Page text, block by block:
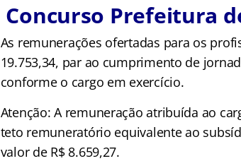
Concurso Prefeitura
As remunerações ofertadas para os
19.753,34, par ao cumprimento de
conforme o cargo em exercício.
Atenção: A remuneração atribuída ao
teto remuneratório equivalente ao
valor de R$ 8.659,27.